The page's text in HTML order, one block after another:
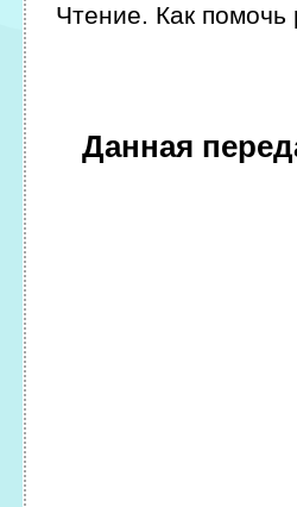
Чтение. Как помочь
Данная